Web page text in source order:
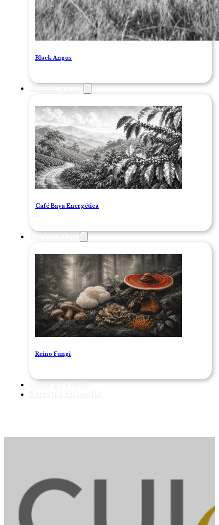
Black Angus
ALIMENTOS
Café Baya Energética
BIENESTAR
Reino Fungi
Entrega Local